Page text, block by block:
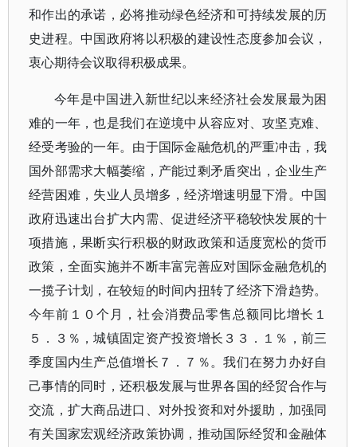
和作出的承诺，必将推动绿色经济和可持续发展的历
史进程。中国政府将以积极的建设性态度参加会议，
衷心期待会议取得积极成果。
今年是中国进入新世纪以来经济社会发展最为困
难的一年，也是我们在逆境中从容应对、攻坚克难、
经受考验的一年。由于国际金融危机的严重冲击，我
国外部需求大幅萎缩，产能过剩矛盾突出，企业生产
经营困难，失业人员增多，经济增速明显下滑。中国
政府迅速出台扩大内需、促进经济平稳较快发展的十
项措施，果断实行积极的财政政策和适度宽松的货币
政策，全面实施并不断丰富完善应对国际金融危机的
一揽子计划，在较短的时间内扭转了经济下滑趋势。
今年前１０个月，社会消费品零售总额同比增长１
５．３％，城镇固定资产投资增长３３．１％，前三
季度国内生产总值增长７．７％。我们在努力办好自
己事情的同时，还积极发展与世界各国的经贸合作与
交流，扩大商品进口、对外投资和对外援助，加强同
有关国家宏观经济政策协调，推动国际经贸和金融体